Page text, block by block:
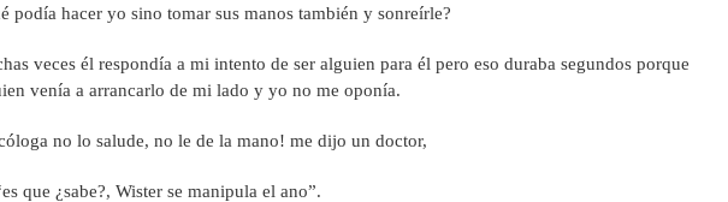
podía hacer yo sino tomar sus manos también y sonreírle?
veces él respondía a mi intento de ser alguien para él pero eso duraba segundos porque
venía a arrancarlo de mi lado y yo no me oponía.
no lo salude, no le de la mano! me dijo un doctor,
que ¿sabe?, Wister se manipula el ano”.